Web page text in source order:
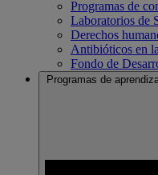
Programas de
Laboratorios de
Derechos
Antibióticos en
Fondo de
Programas de